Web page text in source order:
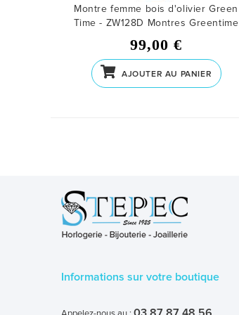
Montre femme bois d'olivier Green
Time - ZW128D Montres Greentime
99,00 €
AJOUTER AU PANIER
Informations sur votre boutique